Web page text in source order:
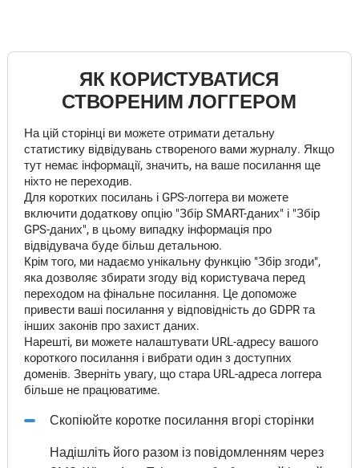
ЯК КОРИСТУВАТИСЯ
СТВОРЕНИМ ЛОГГЕРОМ
На цій сторінці ви можете отримати детальну
статистику відвідувань створеного вами журналу. Якщо
тут немає інформації, значить, на ваше посилання ще
ніхто не переходив.
Для коротких посилань і GPS-логгера ви можете
включити додаткову опцію "Збір SMART-даних" і "Збір
GPS-даних", в цьому випадку інформація про
відвідувача буде більш детальною.
Крім того, ми надаємо унікальну функцію "Збір згоди",
яка дозволяє збирати згоду від користувача перед
переходом на фінальне посилання. Це допоможе
привести ваші посилання у відповідність до GDPR та
інших законів про захист даних.
Нарешті, ви можете налаштувати URL-адресу вашого
короткого посилання і вибрати один з доступних
доменів. Зверніть увагу, що стара URL-адреса логгера
більше не працюватиме.
Скопіюйте коротке посилання вгорі сторінки
Надішліть його разом із повідомленням через